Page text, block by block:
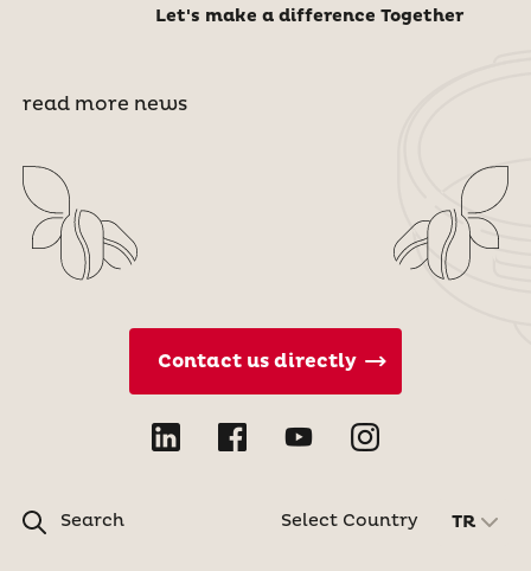
Let's make a difference Together
read more news
Search
Contact us directly
Select Country TR